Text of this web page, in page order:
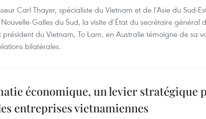
Carl Thayer, spécialiste du Vietnam et de l’Asie du Sud-
Nouvelle-Galles du Sud, la visite d’État du secrétaire général
président du Vietnam, To Lam, en Australie témoigne de sa
bilatérales.
économique, un levier stratégique
entreprises vietnamiennes